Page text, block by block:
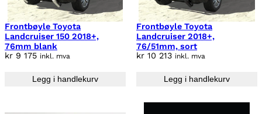
Frontbøyle Toyota
Landcruiser 150 2018+,
76mm blank
kr 9 175 inkl. mva
Legg i handlekurv
Frontbøyle Toyota
Landcruiser 2018+,
76/51mm, sort
kr 10 213 inkl. mva
Legg i handlekurv